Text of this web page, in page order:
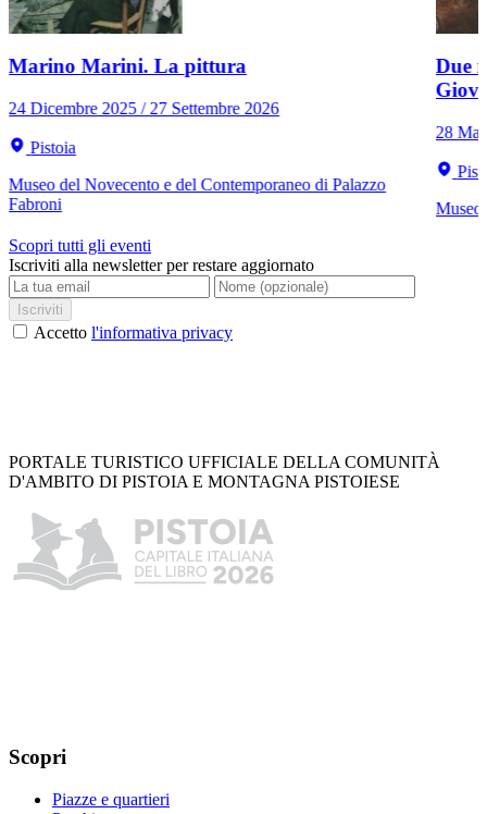
Marino Marini. La pittura
24 Dicembre 2025 / 27 Settembre 2026
Pistoia
Museo del Novecento e del Contemporaneo di Palazzo
Fabroni
Due
28
Museo
Scopri tutti gli eventi
Iscriviti alla newsletter per restare aggiornato
Iscriviti
Accetto l'informativa privacy
PORTALE TURISTICO UFFICIALE DELLA COMUNITÀ
D'AMBITO DI PISTOIA E MONTAGNA PISTOIESE
Scopri
Piazze e quartieri